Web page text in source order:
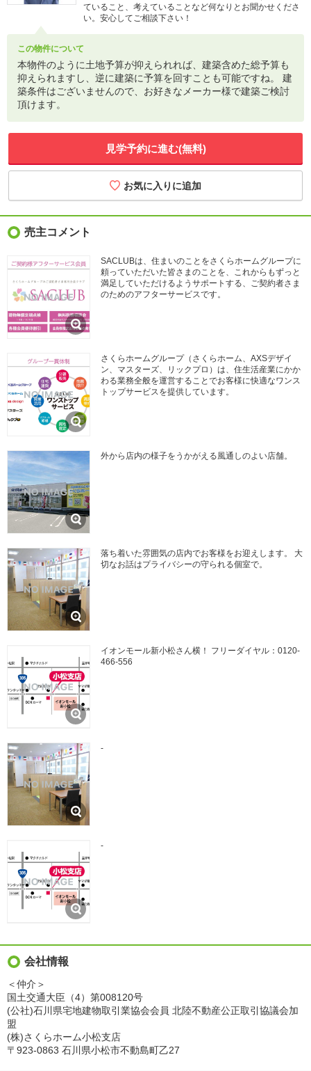
ていること、考えていることなど何なりとお聞かせくださ
い。安心してご相談下さい！
この物件について
本物件のように土地予算が抑えられれば、建築含めた総予算も
抑えられますし、逆に建築に予算を回すことも可能ですね。 建
築条件はございませんので、お好きなメーカー様で建築ご検討
頂けます。
見学予約に進む(無料)
売主コメント
SACLUBは、住まいのことをさくらホームグループに
頼っていただいた皆さまのことを、これからもずっと
満足していただけるようサポートする、ご契約者さま
のためのアフターサービスです。
さくらホームグループ（さくらホーム、AXSデザイ
ン、マスターズ、リックプロ）は、住生活産業にかか
わる業務全般を運営することでお客様に快適なワンス
トップサービスを提供しています。
外から店内の様子をうかがえる風通しのよい店舗。
落ち着いた雰囲気の店内でお客様をお迎えします。 大
切なお話はプライバシーの守られる個室で。
イオンモール新小松さん横！ フリーダイヤル：0120-
466-556
-
-
会社情報
＜仲介＞
国土交通大臣（4）第008120号
(公社)石川県宅地建物取引業協会会員 北陸不動産公正取引協議会加
盟
(株)さくらホーム小松支店
〒923-0863 石川県小松市不動島町乙27